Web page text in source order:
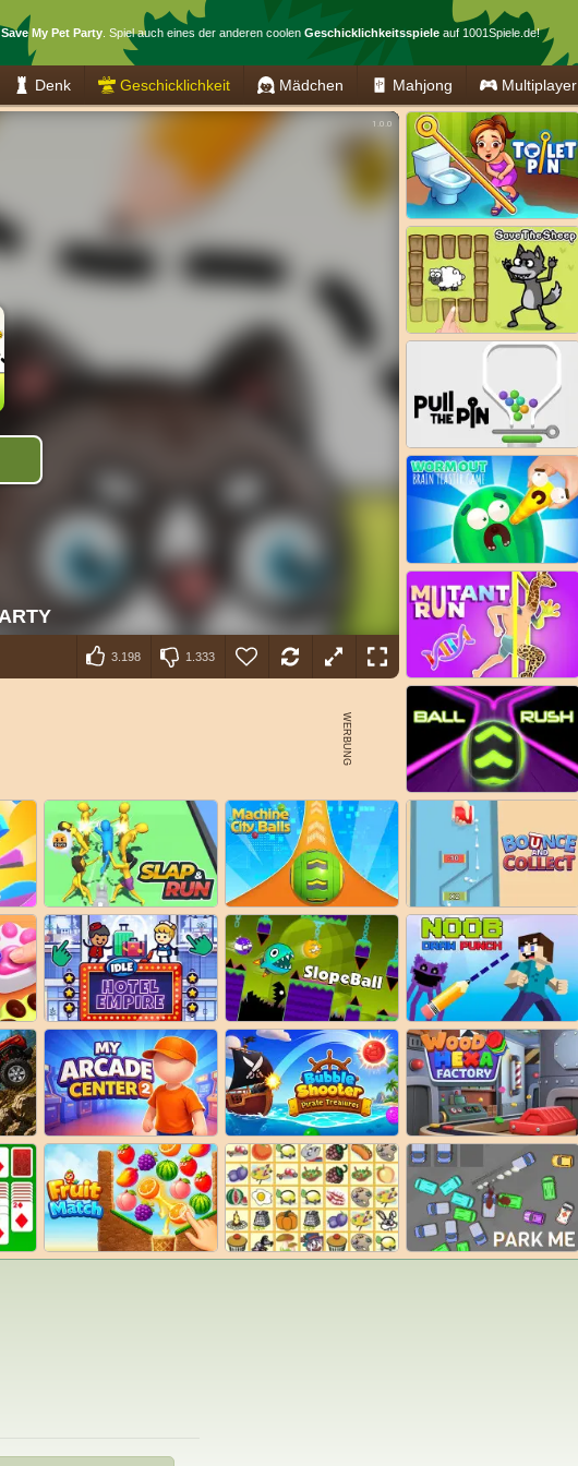
Save My Pet Party. Spiel auch eines der anderen coolen Geschicklichkeitsspieleauf 1001Spiele.de!
Denk Geschicklichkeit Mädchen Mahjong Multiplayer
3.198 1.333